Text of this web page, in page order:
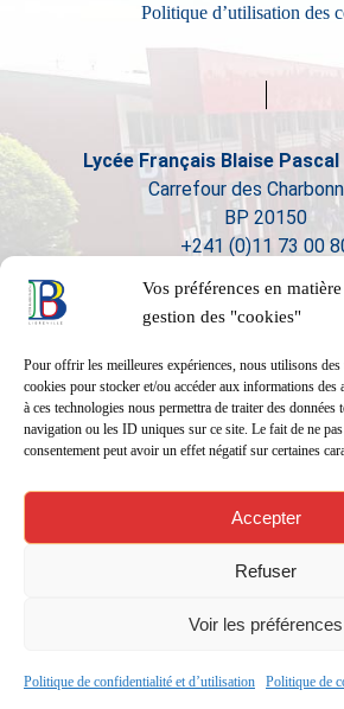
Vos préférences en matière
gestion des "cookies"
Pour offrir les meilleures expériences, nous utilisons des
cookies pour stocker et/ou accéder aux informations des
à ces technologies nous permettra de traiter des données
navigation ou les ID uniques sur ce site. Le fait de ne
consentement peut avoir un effet négatif sur certaines
Accepter
Refuser
Voir les préférences
Politique de confidentialité et d’utilisation Politique de
Politique d’utilisation des
Lycée Français Blaise
Carrefour des
BP 20150
+241 (0)11 73 00